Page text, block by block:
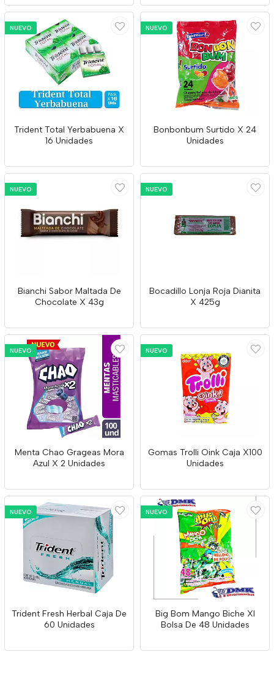
NUEVO
Trident Total Yerbabuena X
16 Unidades
NUEVO
Bonbonbum Surtido X 24
Unidades
NUEVO
Bianchi Sabor Maltada De
Chocolate X 43g
NUEVO
Bocadillo Lonja Roja Dianita
X 425g
NUEVO
Menta Chao Grageas Mora
Azul X 2 Unidades
NUEVO
Gomas Trolli Oink Caja X100
Unidades
NUEVO
Trident Fresh Herbal Caja De
60 Unidades
NUEVO
Big Bom Mango Biche Xl
Bolsa De 48 Unidades